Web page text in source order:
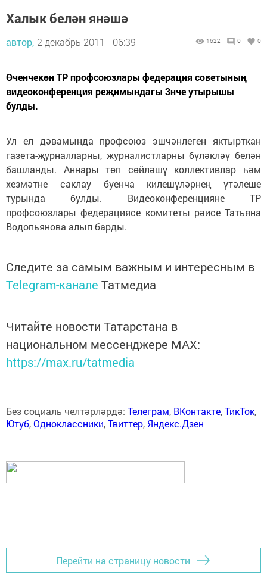
Халык белән янәшә
автор, 2 декабрь 2011 - 06:39 1622 0 0
Өченчекөн ТР профсоюзлары федерация советының
видеоконференция реҗимындагы 3нче утырышы
булды.
Ул ел дәвамында профсоюз эшчәнлеген яктырткан
газета-җурналларны, журналистларны бүләкләү белән
башланды. Аннары төп сөйләшү коллективлар һәм
хезмәтне саклау буенча килешүләрнең үтәлеше
турында булды. Видеоконференцияне ТР
профсоюзлары федерациясе комитеты рәисе Татьяна
Водопьянова алып барды.
Следите за самым важным и интересным в
Telegram-канале Татмедиа
Читайте новости Татарстана в
национальном мессенджере MАХ:
https://max.ru/tatmedia
Без социаль челтәрләрдә: Телеграм, ВКонтакте,ТикТок,
Ютуб,Одноклассники,Твиттер, Яндекс.Дзен
Перейти на страницу новости